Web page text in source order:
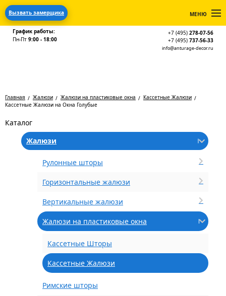
Вызвать замерщика МЕНЮ
График работы:
Пн-Пт 9:00 - 18:00
+7 (495) 278-07-56
+7 (495) 737-56-33
info@anturage-decor.ru
Главная Жалюзи Жалюзи на пластиковые окна
Кассетные Жалюзи
Кассетные Жалюзи на Окна Голубые
Каталог
Жалюзи
Рулонные шторы
Горизонтальные жалюзи
Вертикальные жалюзи
Жалюзи на пластиковые окна
Кассетные Шторы
Кассетные Жалюзи
Римские шторы